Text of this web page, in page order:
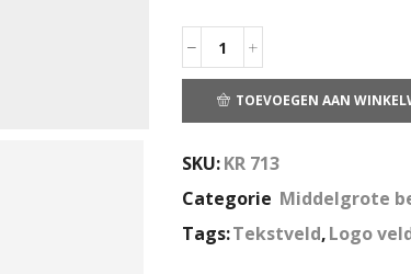
TOEVOEGEN AAN
SKU:KR 713
Categorie Middelgrote
Tags:Tekstveld,Logo